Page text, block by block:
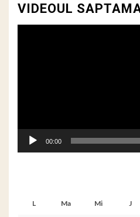
VIDEOUL
00:00
L Ma Mi J